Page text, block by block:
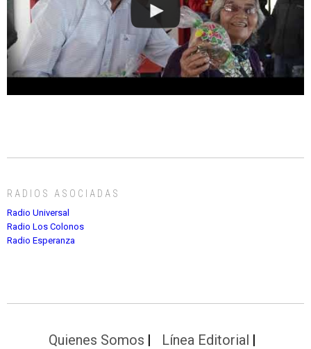
RADIOS ASOCIADAS
Radio Universal
Radio Los Colonos
Radio Esperanza
Quienes Somos
Línea Editorial